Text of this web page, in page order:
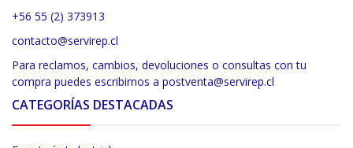
+56 55 (2) 373913
contacto@servirep.cl
Para reclamos, cambios, devoluciones o consultas con tu
compra puedes escribirnos a postventa@servirep.cl
CATEGORÍAS DESTACADAS